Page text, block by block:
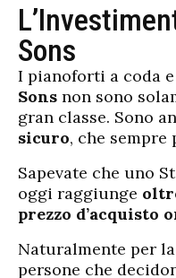
Sons
I pianoforti a coda
Sons non sono
gran classe. Sono
sicuro, che sempre
Sapevate che uno
oggi raggiunge
prezzo d’acquisto
Naturalmente per
persone che